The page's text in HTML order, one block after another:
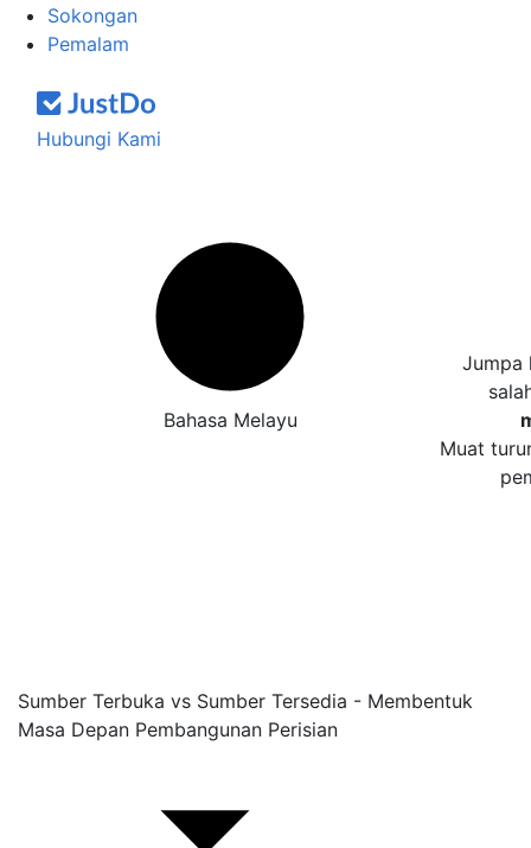
Sokongan
Pemalam
Hubungi Kami
Bahasa Melayu
Jumpa
Muat
Sumber Terbuka vs Sumber Tersedia - Membentuk
Masa Depan Pembangunan Perisian